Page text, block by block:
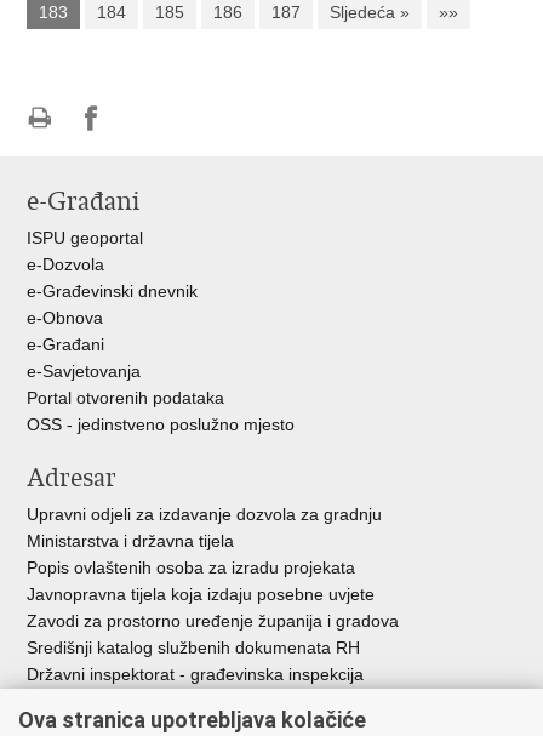
183
184 185 186 187 Sljedeća » »»
FacebookuTwitteru
e-Građani
ISPU geoportal
e-Dozvola
e-Građevinski dnevnik
e-Obnova
e-Građani
e-Savjetovanja
Portal otvorenih podataka
OSS - jedinstveno poslužno mjesto
Adresar
Upravni odjeli za izdavanje dozvola za gradnju
Ministarstva i državna tijela
Popis ovlaštenih osoba za izradu projekata
Javnopravna tijela koja izdaju posebne uvjete
Zavodi za prostorno uređenje županija i gradova
Središnji katalog službenih dokumenata RH
Državni inspektorat - građevinska inspekcija
Ova stranica upotrebljava kolačiće